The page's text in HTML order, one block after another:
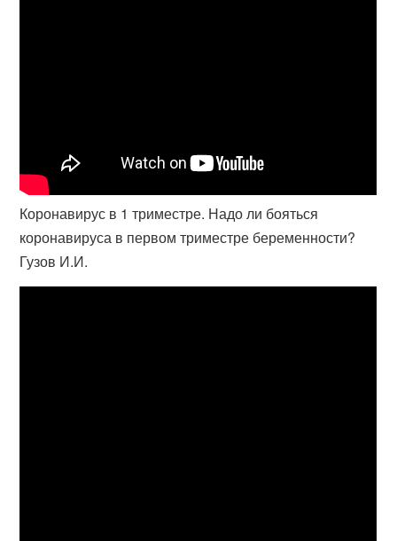
Коронавирус в 1 триместре. Надо ли бояться
коронавируса в первом триместре беременности?
Гузов И.И.